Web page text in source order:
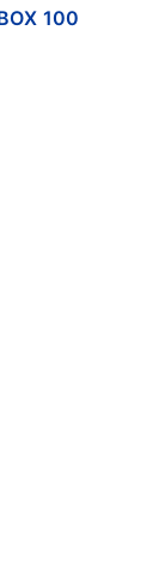
100